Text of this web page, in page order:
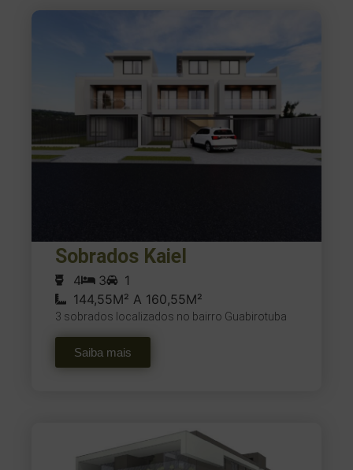
Sobrados Kaiel
4 3
1
144,55M² A 160,55M²
3 sobrados localizados no bairro Guabirotuba
Saiba mais